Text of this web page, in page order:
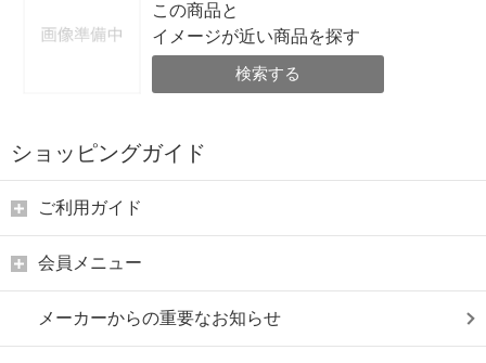
この商品と
イメージが近い商品を探す
検索する
ショッピングガイド
ご利用ガイド
会員メニュー
メーカーからの重要なお知らせ